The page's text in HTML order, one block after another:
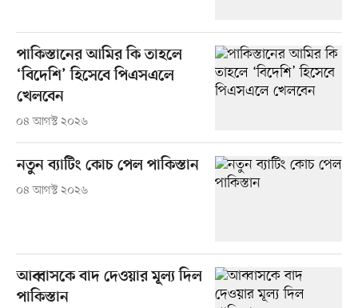
পাকিস্তানের আমির কি তাহলে
‘বিদেশি’ হিসেবে পিএসএলে
খেলবেন
০৪ আগস্ট ২০২৬
নতুন ব্যাটিং কোচ পেল পাকিস্তান
০৪ আগস্ট ২০২৬
আব্বাসকে বাদ দেওয়ার মূল্য দিল
পাকিস্তান